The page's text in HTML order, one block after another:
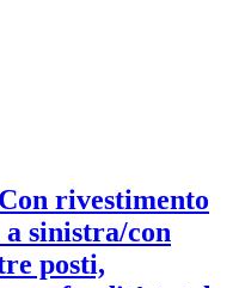
Con rivestimento
sinistra/con
posti,